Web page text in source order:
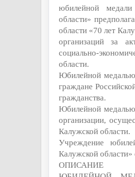
юбилейной
области»
области «70 лет
организаций за
социально-
области.
Юбилейной
граждане
гражданства.
Юбилейной
организации,
Калужской области.
Учреждение
Калужской
ОПИСАНИЕ